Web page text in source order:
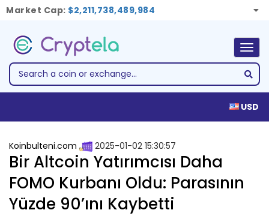
Market Cap: $2,211,738,489,984
USD
Koinbulteni.com 2025-01-02 15:30:57
Bir Altcoin Yatırımcısı Daha
FOMO Kurbanı Oldu: Parasının
Yüzde 90’ını Kaybetti